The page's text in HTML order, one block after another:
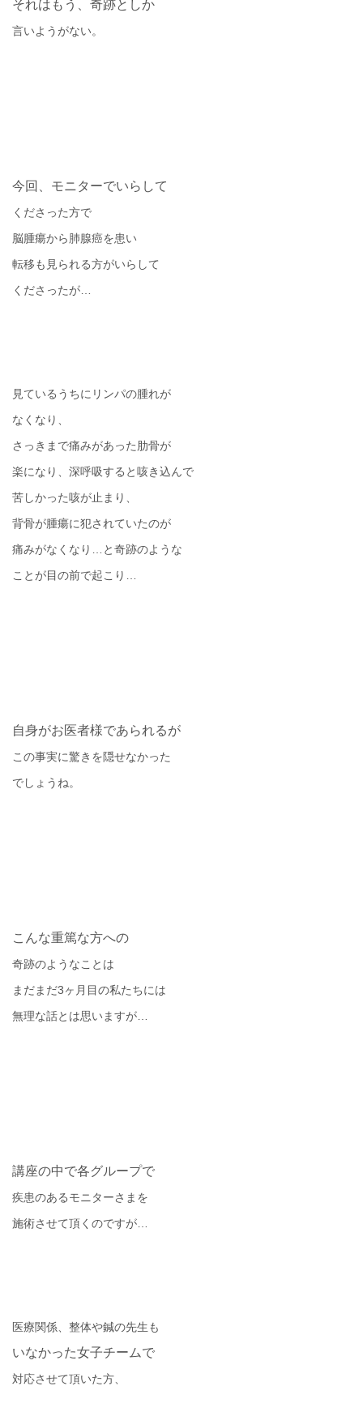
それはもう、奇跡としか
言いようがない。
今回、モニターでいらして
くださった方で
脳腫瘍から肺腺癌を患い
転移も見られる方がいらして
くださったが
見ているうちにリンパの腫れが
なくなり、
さっきまで痛みがあった肋骨が
楽になり、深呼吸すると咳き込んで
苦しかった咳が止まり、
背骨が腫瘍に犯されていたのが
痛みがなくなり
と奇跡のような
ことが目の前で起こり
自身がお医者様であられるが
この事実に驚きを隠せなかった
でしょうね。
こんな重篤な方への
奇跡のようなことは
まだまだ3ヶ月目の私たちには
無理な話とは思いますが
講座の中で各グループで
疾患のあるモニターさまを
施術させて頂くのですが
医療関係、整体や鍼の先生も
いなかった女子チームで
対応させて頂いた方、